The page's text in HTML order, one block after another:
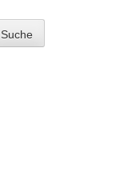
Suche